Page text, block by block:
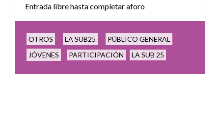
Entrada libre hasta completar aforo
OTROS LA SUB25
PÚBLICO GENERAL
JÓVENES
PARTICIPACIÓN LA SUB 25